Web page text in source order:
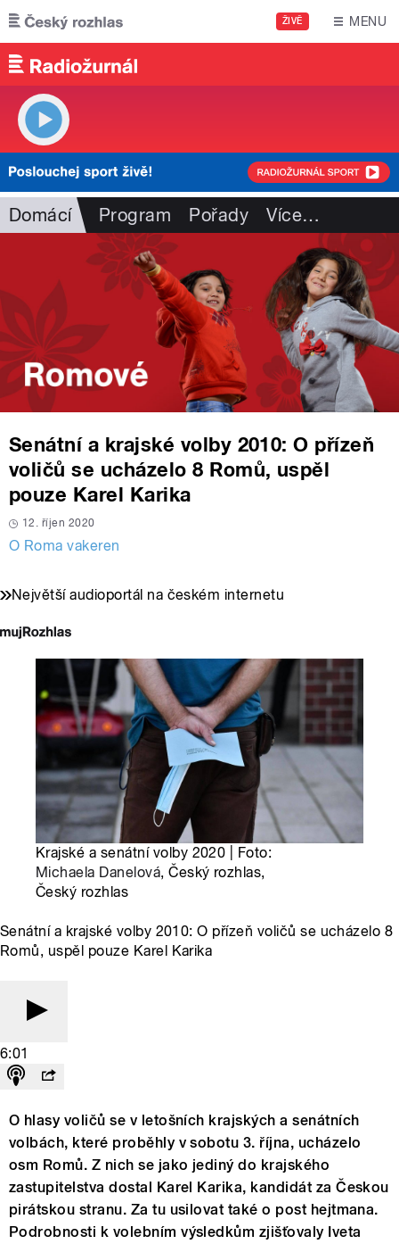
Přejít k hlavnímu obsahu
ŽIVĚ MENU
Domácí Program Pořady Více…
Senátní a krajské volby 2010: O přízeň
voličů se ucházelo 8 Romů, uspěl
pouze Karel Karika
12. říjen 2020
O Roma vakeren
Největší audioportál na českém internetu
Krajské a senátní volby 2020 | Foto:
Michaela Danelová, Český rozhlas,
Český rozhlas
Senátní a krajské volby 2010: O přízeň voličů se ucházelo 8
Romů, uspěl pouze Karel Karika
6:01
O hlasy voličů se v letošních krajských a senátních
volbách, které proběhly v sobotu 3. října, ucházelo
osm Romů. Z nich se jako jediný do krajského
zastupitelstva dostal Karel Karika, kandidát za Českou
pirátskou stranu. Za tu usilovat také o post hejtmana.
Podrobnosti k volebním výsledkům zjišťovaly Iveta